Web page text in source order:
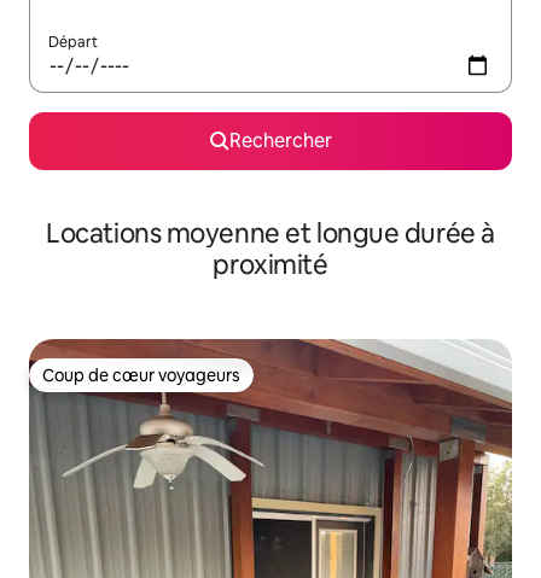
Départ
Rechercher
Locations moyenne et longue durée à
proximité
Coup de cœur voyageurs
Coup de cœur voyageurs